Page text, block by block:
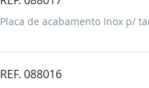
Placa de acabamento Inox p/
REF. 088016